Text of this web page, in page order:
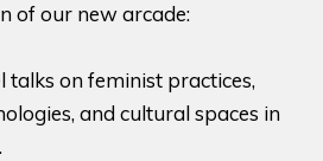
of our new arcade:
talks on feminist practices,
and cultural spaces in